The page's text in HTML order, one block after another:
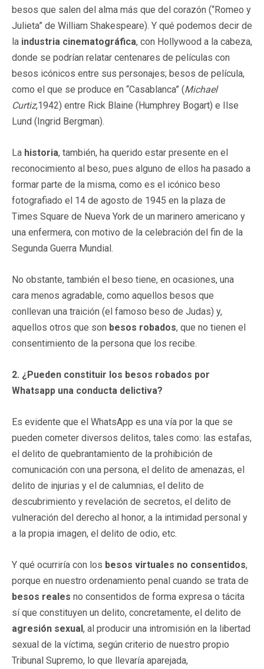
besos que salen del alma más que del corazón (“Romeo y
Julieta” de William Shakespeare). Y qué podemos decir de
la industria cinematográfica, con Hollywood a la cabeza,
donde se podrían relatar centenares de películas con
besos icónicos entre sus personajes; besos de película,
como el que se produce en “Casablanca” (Michael
Curtiz,1942) entre Rick Blaine (Humphrey Bogart) e Ilse
Lund (Ingrid Bergman).
La historia, también, ha querido estar presente en el
reconocimiento al beso, pues alguno de ellos ha pasado a
formar parte de la misma, como es el icónico beso
fotografiado el 14 de agosto de 1945 en la plaza de
Times Square de Nueva York de un marinero americano y
una enfermera, con motivo de la celebración del fin de la
Segunda Guerra Mundial.
No obstante, también el beso tiene, en ocasiones, una
cara menos agradable, como aquellos besos que
conllevan una traición (el famoso beso de Judas) y,
aquellos otros que son besos robados, que no tienen el
consentimiento de la persona que los recibe.
2. ¿Pueden constituir los besos robados por
Whatsapp una conducta delictiva?
Es evidente que el WhatsApp es una vía por la que se
pueden cometer diversos delitos, tales como: las estafas,
el delito de quebrantamiento de la prohibición de
comunicación con una persona, el delito de amenazas, el
delito de injurias y el de calumnias, el delito de
descubrimiento y revelación de secretos, el delito de
vulneración del derecho al honor, a la intimidad personal y
a la propia imagen, el delito de odio, etc.
Y qué ocurriría con los besos virtuales no consentidos,
porque en nuestro ordenamiento penal cuando se trata de
besos reales no consentidos de forma expresa o tácita
sí que constituyen un delito, concretamente, el delito de
agresión sexual, al producir una intromisión en la libertad
sexual de la víctima, según criterio de nuestro propio
Tribunal Supremo, lo que llevaría aparejada,